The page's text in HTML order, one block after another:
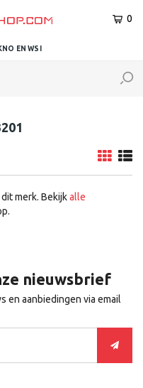
0
EN WSI
merk. Bekijkalle
nieuwsbrief
en aanbiedingen via email